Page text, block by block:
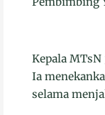
Kepala
Ia
selama